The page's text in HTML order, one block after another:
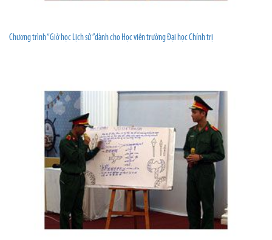
Chương trình “Giờ học Lịch sử ”dành cho Học viên trường Đại học Chính trị